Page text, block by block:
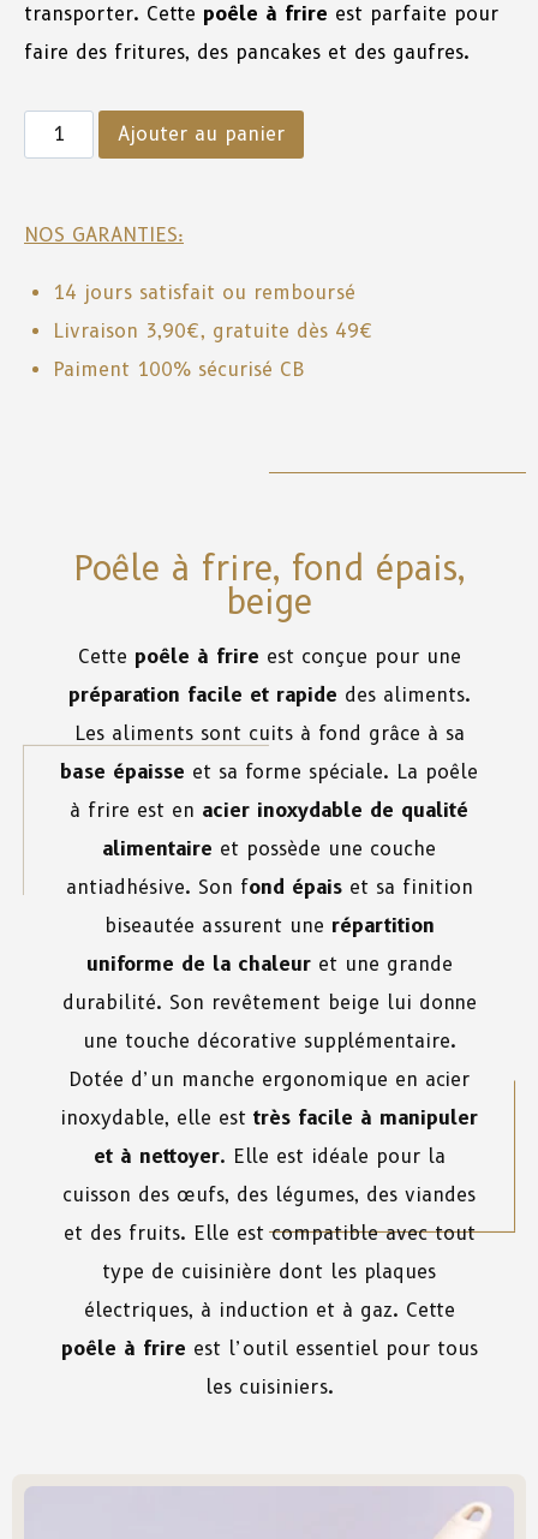
transporter. Cette poêle à frire est parfaite pour
faire des fritures, des pancakes et des gaufres.
Ajouter au panier
NOS GARANTIES:
14 jours satisfait ou remboursé
Livraison 3,90€, gratuite dès 49€
Paiment 100% sécurisé CB
Poêle à frire, fond épais,
beige
Cette poêle à frire est conçue pour une
préparation facile et rapide des aliments.
Les aliments sont cuits à fond grâce à sa
base épaisse et sa forme spéciale. La poêle
à frire est en acier inoxydable de qualité
alimentaire et possède une couche
antiadhésive. Son fond épaiset sa finition
biseautée assurent une répartition
uniforme de la chaleuret une grande
durabilité. Son revêtement beige lui donne
une touche décorative supplémentaire.
Dotée d’un manche ergonomique en acier
inoxydable, elle est très facile à manipuler
et à nettoyer. Elle est idéale pour la
cuisson des œufs, des légumes, des viandes
et des fruits. Elle est compatible avec tout
type de cuisinière dont les plaques
électriques, à induction et à gaz. Cette
poêle à frire est l’outil essentiel pour tous
les cuisiniers.